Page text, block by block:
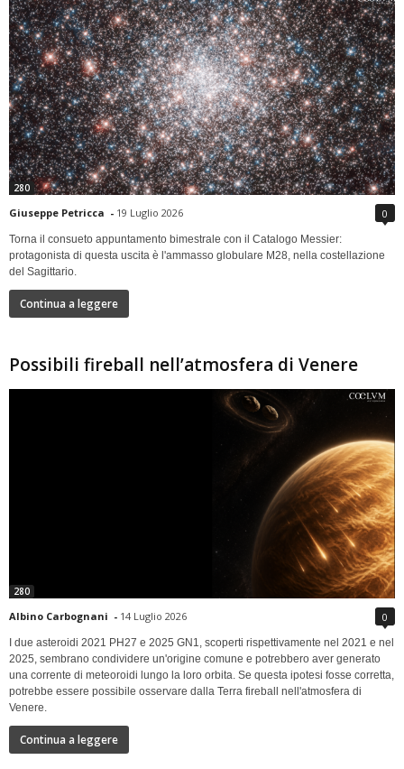
280
Giuseppe Petricca - 19 Luglio 2026 0
Torna il consueto appuntamento bimestrale con il Catalogo Messier:
protagonista di questa uscita è l'ammasso globulare M28, nella costellazione
del Sagittario.
Continua a leggere
Possibili fireball nell’atmosfera di Venere
280
Albino Carbognani - 14 Luglio 2026 0
I due asteroidi 2021 PH27 e 2025 GN1, scoperti rispettivamente nel 2021 e nel
2025, sembrano condividere un'origine comune e potrebbero aver generato
una corrente di meteoroidi lungo la loro orbita. Se questa ipotesi fosse corretta,
potrebbe essere possibile osservare dalla Terra fireball nell'atmosfera di
Venere.
Continua a leggere